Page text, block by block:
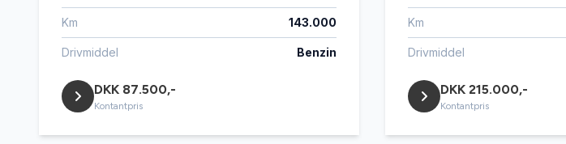
Km 143.000
Drivmiddel Benzin
DKK 87.500,-
Kontantpris
Km
Drivmiddel
DKK 215.000,-
Kontantpris